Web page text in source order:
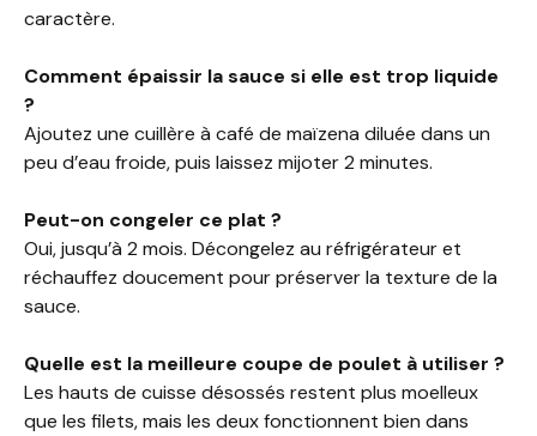
caractère.
Comment épaissir la sauce si elle est trop liquide
?
Ajoutez une cuillère à café de maïzena diluée dans un
peu d’eau froide, puis laissez mijoter 2 minutes.
Peut-on congeler ce plat ?
Oui, jusqu’à 2 mois. Décongelez au réfrigérateur et
réchauffez doucement pour préserver la texture de la
sauce.
Quelle est la meilleure coupe de poulet à utiliser ?
Les hauts de cuisse désossés restent plus moelleux
que les filets, mais les deux fonctionnent bien dans